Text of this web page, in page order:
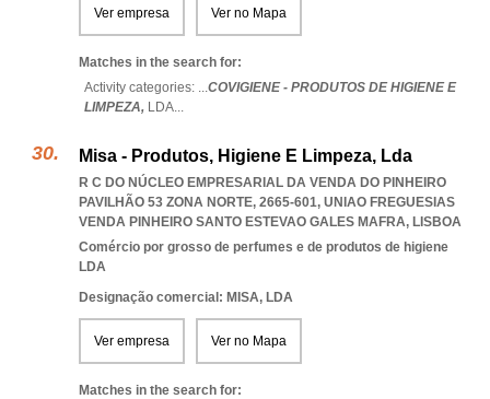
Ver empresa Ver no Mapa
Matches in the search for:
Activity categories: ...COVIGIENE - PRODUTOS DE HIGIENE E
LIMPEZA, LDA...
Misa - Produtos, Higiene E Limpeza, Lda
R C DO NÚCLEO EMPRESARIAL DA VENDA DO PINHEIRO
PAVILHÃO 53 ZONA NORTE, 2665-601, UNIAO FREGUESIAS
VENDA PINHEIRO SANTO ESTEVAO GALES MAFRA, LISBOA
Comércio por grosso de perfumes e de produtos de higiene
LDA
Designação comercial: MISA, LDA
Ver empresa Ver no Mapa
Matches in the search for: